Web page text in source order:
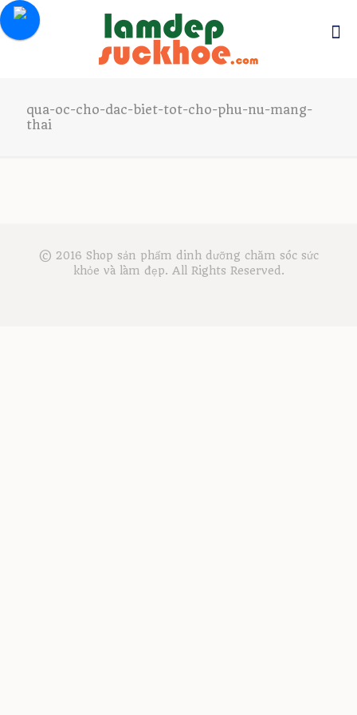
qua-oc-cho-dac-biet-tot-cho-phu-nu-mang-
thai
© 2016 Shop sản phẩm dinh dưỡng chăm sóc sức
khỏe và làm đẹp. All Rights Reserved.